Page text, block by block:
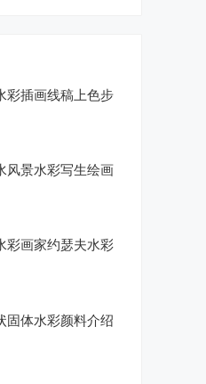
彩插画线稿上色步
风景水彩写生绘画
彩画家约瑟夫水彩
固体水彩颜料介绍